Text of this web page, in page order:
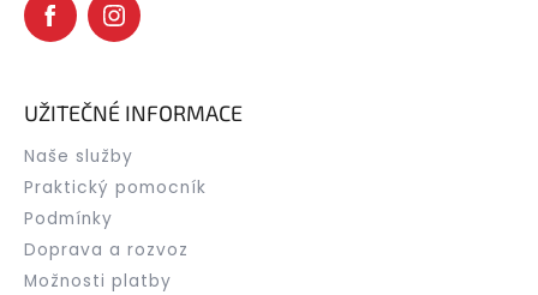
UŽITEČNÉ INFORMACE
Naše služby
Praktický pomocník
Podmínky
Doprava a rozvoz
Možnosti platby